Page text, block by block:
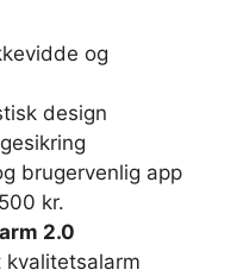
og
design
brugervenlig app
kr.
2.0
kvalitetsalarm